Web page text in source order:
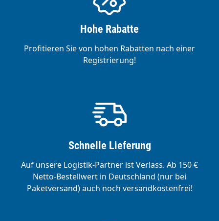
Hohe Rabatte
Profitieren Sie von hohen Rabatten nach einer
Registrierung!
Schnelle Lieferung
Auf unsere Logistik-Partner ist Verlass. Ab 150 €
Netto-Bestellwert in Deutschland (nur bei
Paketversand) auch noch versandkostenfrei!